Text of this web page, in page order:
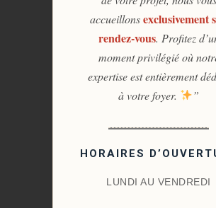
accueillonsexclusivement
rendez-vous. Profitez
moment privilégié où
expertise est entièrement
à votre foyer.
”
HORAIRES
LUNDI AU VENDREDI